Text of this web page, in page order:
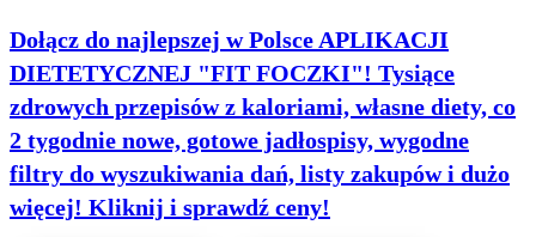
Dołącz do najlepszej w Polsce APLIKACJI
DIETETYCZNEJ "FIT FOCZKI"! Tysiące
zdrowych przepisów z kaloriami, własne diety, co
2 tygodnie nowe, gotowe jadłospisy, wygodne
filtry do wyszukiwania dań, listy zakupów i dużo
więcej! Kliknij i sprawdź ceny!